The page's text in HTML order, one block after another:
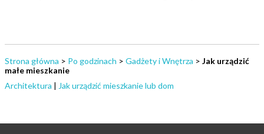
Strona główna > Po godzinach > Gadżety i Wnętrza > Jak urządzić
małe mieszkanie
Architektura | Jak urządzić mieszkanie lub dom